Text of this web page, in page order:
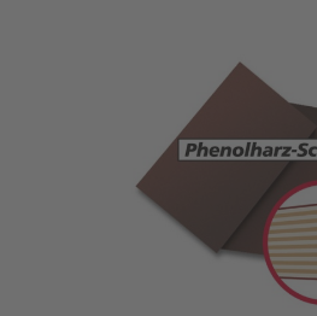
Bildergalerie überspringen